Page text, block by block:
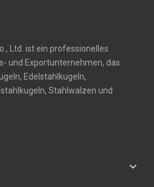
Ltd. ist ein professionelles
und Exportunternehmen, das
Edelstahlkugeln,
Stahlwalzen und